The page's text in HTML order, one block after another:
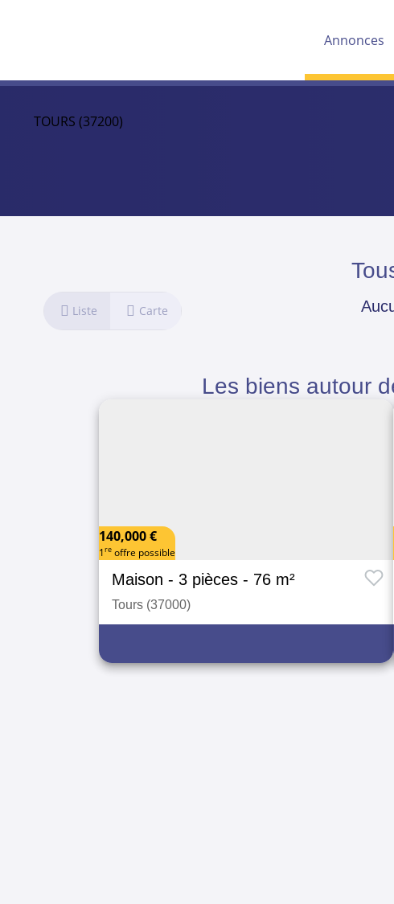
Annonces
TOURS (37200)
Liste Carte
Les biens autour
140,000 €
1re offre possible
Maison - 3 pièces - 76 m²
Tours (37000)